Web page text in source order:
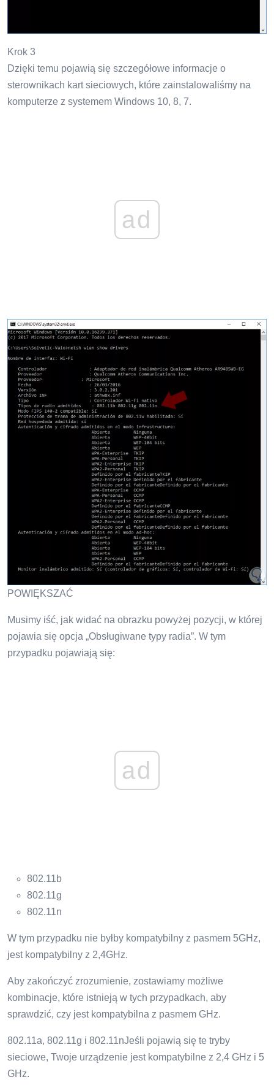
Krok 3
Dzięki temu pojawią się szczegółowe informacje o
sterownikach kart sieciowych, które zainstalowaliśmy na
komputerze z systemem Windows 10, 8, 7.
ad
POWIĘKSZAĆ
Musimy iść, jak widać na obrazku powyżej pozycji, w której
pojawia się opcja „Obsługiwane typy radia”. W tym
przypadku pojawiają się:
ad
802.11b
802.11g
802.11n
W tym przypadku nie byłby kompatybilny z pasmem 5GHz,
jest kompatybilny z 2,4GHz.
Aby zakończyć zrozumienie, zostawiamy możliwe
kombinacje, które istnieją w tych przypadkach, aby
sprawdzić, czy jest kompatybilna z pasmem GHz.
802.11a, 802.11g i 802.11nJeśli pojawią się te tryby
sieciowe, Twoje urządzenie jest kompatybilne z 2,4 GHz i 5
GHz.